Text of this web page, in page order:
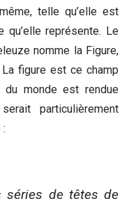
telle qu’elle est
représente. Le
nomme la Figure,
figure est ce champ
monde est rendue
particulièrement
séries de têtes de